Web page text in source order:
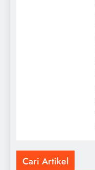
Cari Artikel